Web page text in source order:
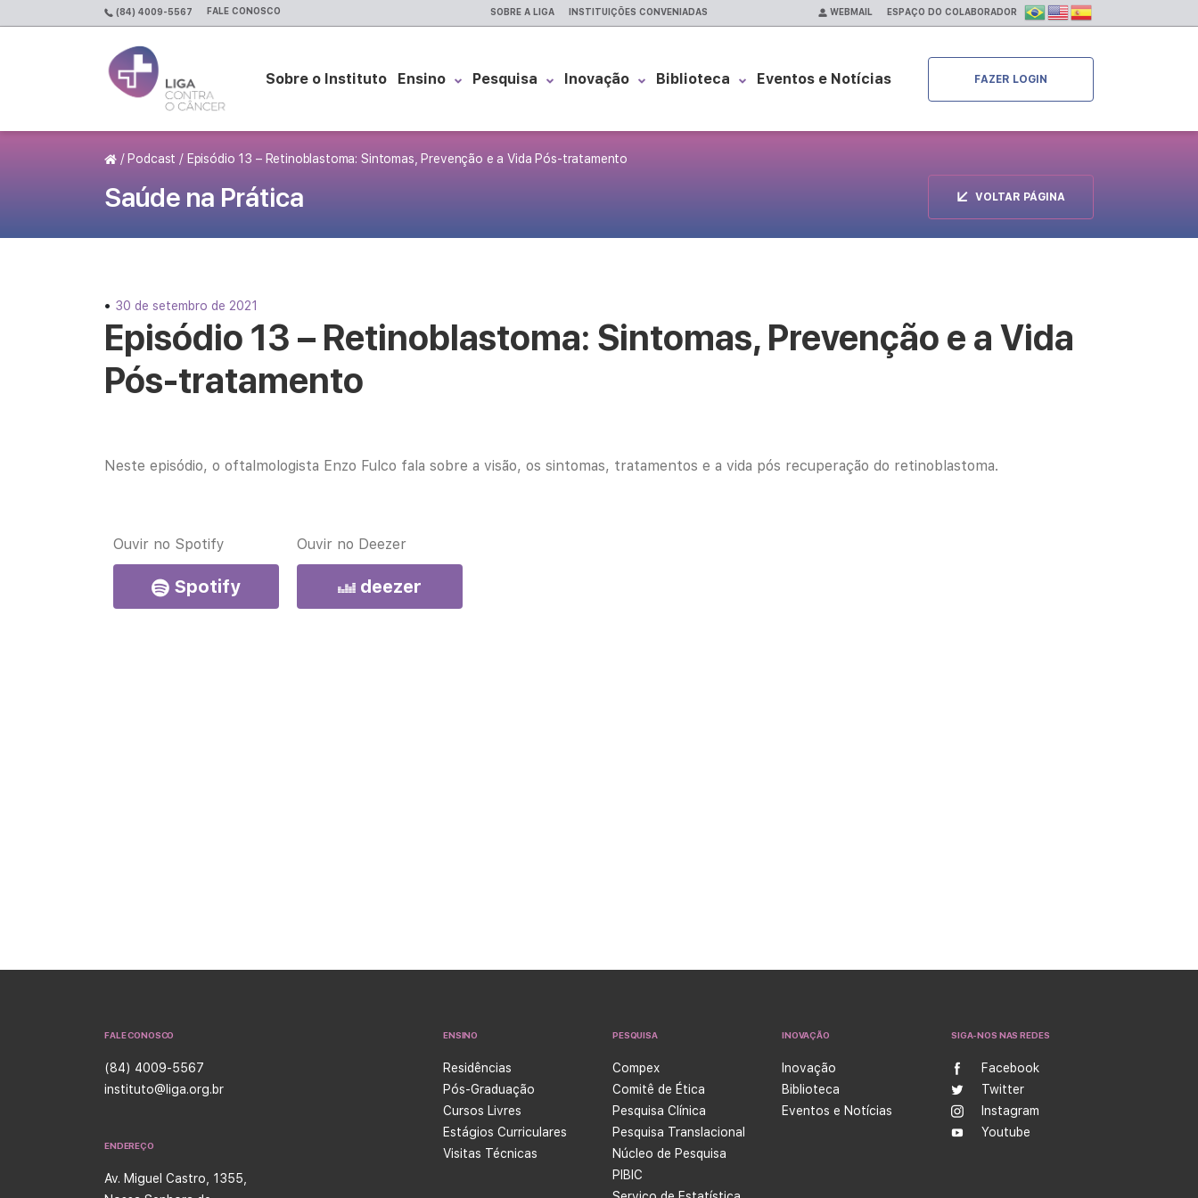
(84) 4009-5567 FALE CONOSCO SOBRE A LIGA INSTITUIÇÕES CONVENIADAS WEBMAIL ESPAÇO DO COLABORADOR
Sobre o Instituto Ensino Pesquisa Inovação Biblioteca Eventos e Notícias FAZER LOGIN
Página Inicial
/ Podcast / Episódio 13 – Retinoblastoma: Sintomas, Prevenção e a Vida Pós-tratamento
Saúde na Prática VOLTAR PÁGINA
• 30 de setembro de 2021
Episódio 13 – Retinoblastoma: Sintomas, Prevenção e a Vida
Pós-tratamento
Neste episódio, o oftalmologista Enzo Fulco fala sobre a visão, os sintomas, tratamentos e a vida pós recuperação do retinoblastoma.
Ouvir no Spotify
Spotify
Ouvir no Deezer
deezer
FALE CONOSCO
(84) 4009-5567
instituto@liga.org.br
ENDEREÇO
Av. Miguel Castro, 1355,
ENSINO
Residências
Pós-Graduação
Cursos Livres
Estágios Curriculares
Visitas Técnicas
PESQUISA
Compex
Comitê de Ética
Pesquisa Clínica
Pesquisa Translacional
Núcleo de Pesquisa
PIBIC
INOVAÇÃO
Inovação
Biblioteca
Eventos e Notícias
SIGA-NOS NAS REDES
Facebook
Twitter
Instagram
Youtube